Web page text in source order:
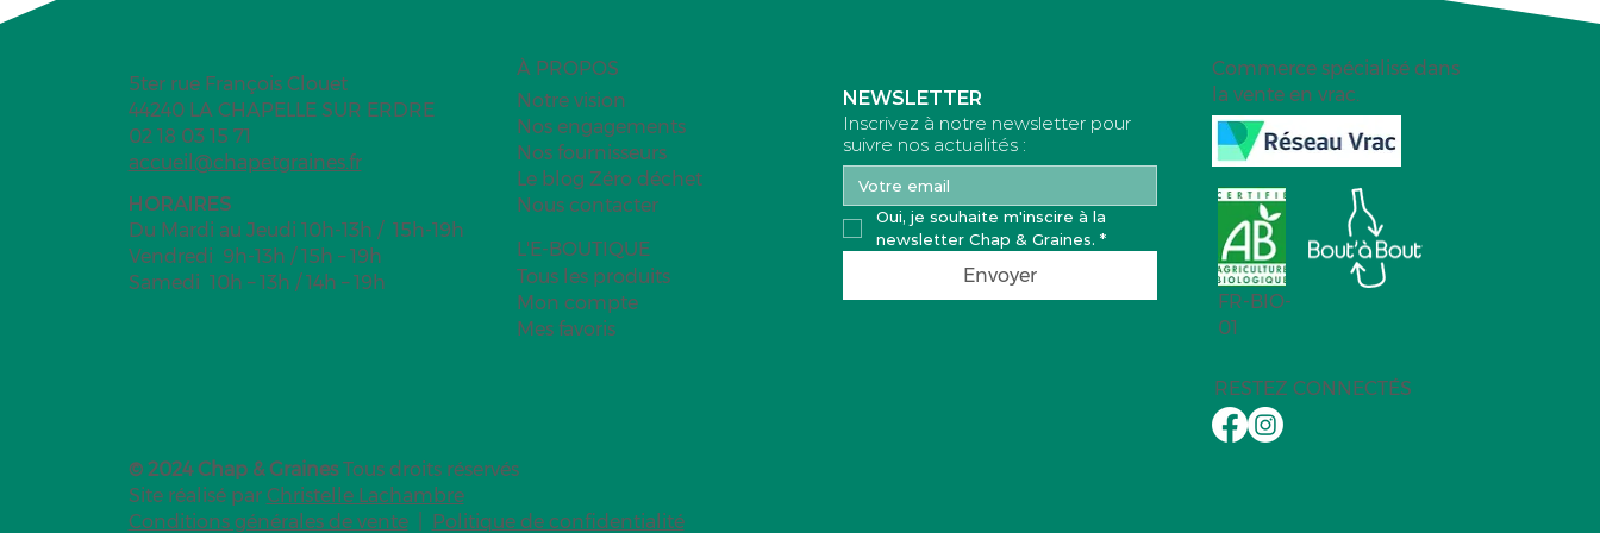
Faire son déodorant naturel
Barres de céréales aux flocons
Blanchir son linge au percarbonate
© 2024 Chap & GrainesTous droits réservés
Site réalisé par Christelle Lachambre
Conditions générales de vente| Politique de confidentialité
5ter rue François Clouet
44240 LA CHAPELLE SUR ERDRE
02 18 03 15 71
accueil@chapetgraines.fr
HORAIRES
Du Mardi au Jeudi 10h-13h / 15h-19h
Vendredi 9h-13h / 15h – 19h
Samedi 10h – 13h / 14h – 19h
À PROPOS
Notre vision
Nos engagements
Nos fournisseurs
Le blog Zéro déchet
Nous contacter
L'E-BOUTIQUE
Tous les produits
Mon compte
Mes favoris
NEWSLETTER
Inscrivez à notre newsletter pour
suivre nos actualités :
Oui, je souhaite m'inscire à la
newsletter Chap & Graines. *
Envoyer
FR-BIO-
01
Commerce spécialisé dans
la vente en vrac.
RESTEZ CONNECTÉS